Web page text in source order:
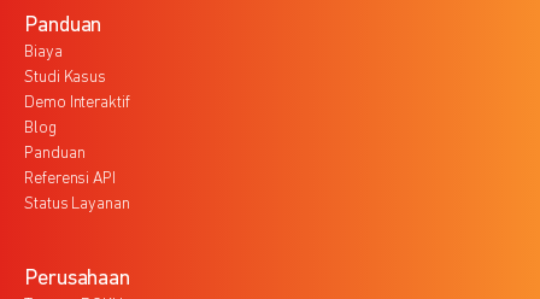
Panduan
Biaya
Studi Kasus
Demo Interaktif
Blog
Panduan
Referensi API
Status Layanan
Perusahaan